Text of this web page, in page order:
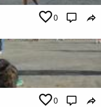
0
0